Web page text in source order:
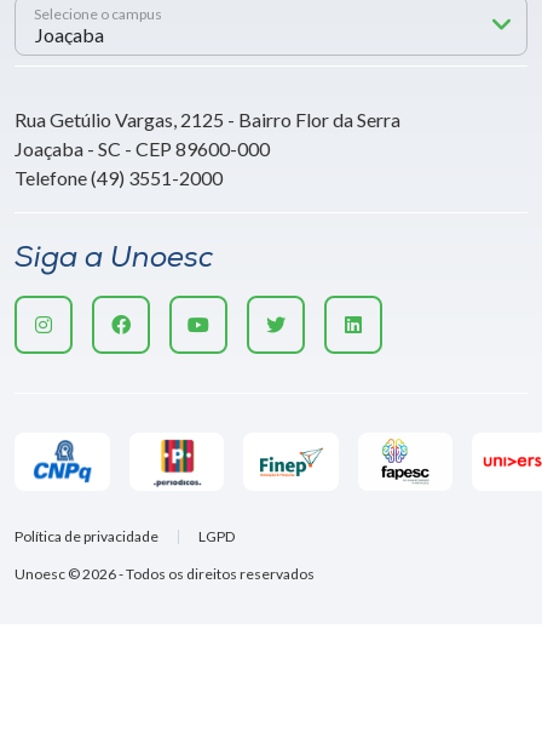
Selecione o campus
Rua Getúlio Vargas, 2125 - Bairro Flor da Serra
Joaçaba - SC - CEP 89600-000
Telefone (49) 3551-2000
Siga a Unoesc
Unoesc © 2026 - Todos os direitos reservados
Política de privacidade LGPD